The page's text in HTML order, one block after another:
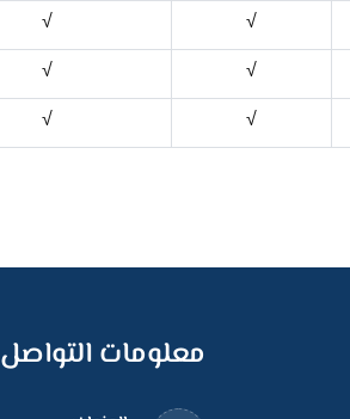
√
√
√
√
√
√
معلومات التواصل